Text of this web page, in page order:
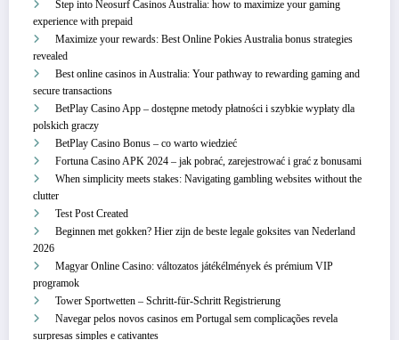
Step into Neosurf Casinos Australia: how to maximize your gaming
experience with prepaid
Maximize your rewards: Best Online Pokies Australia bonus strategies
revealed
Best online casinos in Australia: Your pathway to rewarding gaming and
secure transactions
BetPlay Casino App – dostępne metody płatności i szybkie wypłaty dla
polskich graczy
BetPlay Casino Bonus – co warto wiedzieć
Fortuna Casino APK 2024 – jak pobrać, zarejestrować i grać z bonusami
When simplicity meets stakes: Navigating gambling websites without the
clutter
Test Post Created
Beginnen met gokken? Hier zijn de beste legale goksites van Nederland
2026
Magyar Online Casino: változatos játékélmények és prémium VIP
programok
Tower Sportwetten – Schritt‑für‑Schritt Registrierung
Navegar pelos novos casinos em Portugal sem complicações revela
surpresas simples e cativantes